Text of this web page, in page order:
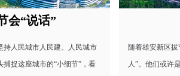
随着雄安新区拔节生长，这片热土上活跃着越
人”。他们或许是科研人员、学校教师，或许是